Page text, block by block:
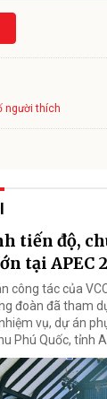
người thích
tiến độ,
tại APEC
công tác của
đoàn đã tham
vụ, dự án
Phú Quốc, tỉnh